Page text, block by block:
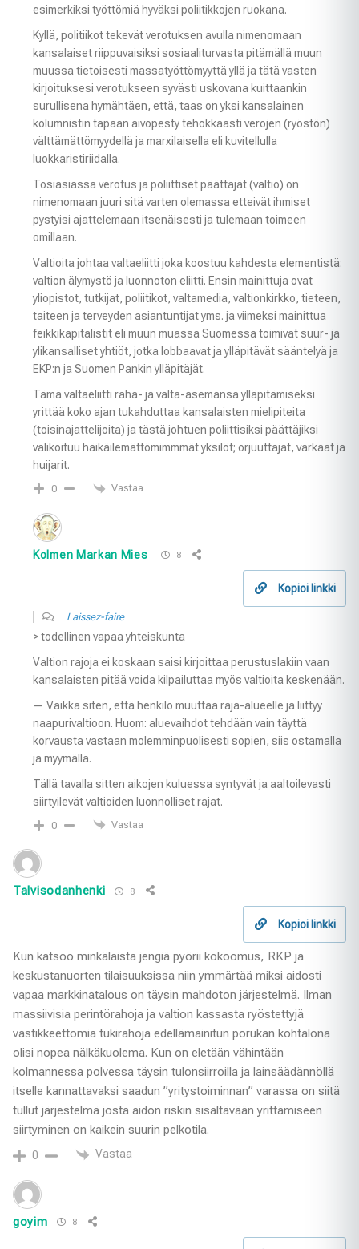
esimerkiksi työttömiä hyväksi poliitikkojen ruokana.
Kyllä, politiikot tekevät verotuksen avulla nimenomaan
kansalaiset riippuvaisiksi sosiaaliturvasta pitämällä muun
muussa tietoisesti massatyöttömyyttä yllä ja tätä vasten
kirjoituksesi verotukseen syvästi uskovana kuittaankin
surullisena hymähtäen, että, taas on yksi kansalainen
kolumnistin tapaan aivopesty tehokkaasti verojen (ryöstön)
välttämättömyydellä ja marxilaisella eli kuvitellulla
luokkaristiriidalla.
Tosiasiassa verotus ja poliittiset päättäjät (valtio) on
nimenomaan juuri sitä varten olemassa etteivät ihmiset
pystyisi ajattelemaan itsenäisesti ja tulemaan toimeen
omillaan.
Valtioita johtaa valtaeliitti joka koostuu kahdesta elementistä:
valtion älymystö ja luonnoton eliitti. Ensin mainittuja ovat
yliopistot, tutkijat, poliitikot, valtamedia, valtionkirkko, tieteen,
taiteen ja terveyden asiantuntijat yms. ja viimeksi mainittua
feikkikapitalistit eli muun muassa Suomessa toimivat suur- ja
ylikansalliset yhtiöt, jotka lobbaavat ja ylläpitävät sääntelyä ja
EKP:n ja Suomen Pankin ylläpitäjät.
Tämä valtaeliitti raha- ja valta-asemansa ylläpitämiseksi
yrittää koko ajan tukahduttaa kansalaisten mielipiteita
(toisinajattelijoita) ja tästä johtuen poliittisiksi päättäjiksi
valikoituu häikäilemättömimmmät yksilöt; orjuuttajat, varkaat ja
huijarit.
0 Vastaa
Kolmen Markan Mies 8
Kopioi linkki
Laissez-faire
> todellinen vapaa yhteiskunta
Valtion rajoja ei koskaan saisi kirjoittaa perustuslakiin vaan
kansalaisten pitää voida kilpailuttaa myös valtioita keskenään.
— Vaikka siten, että henkilö muuttaa raja-alueelle ja liittyy
naapurivaltioon. Huom: aluevaihdot tehdään vain täyttä
korvausta vastaan molemminpuolisesti sopien, siis ostamalla
ja myymällä.
Tällä tavalla sitten aikojen kuluessa syntyvät ja aaltoilevasti
siirtyilevät valtioiden luonnolliset rajat.
0 Vastaa
Talvisodanhenki 8
Kopioi linkki
Kun katsoo minkälaista jengiä pyörii kokoomus, RKP ja
keskustanuorten tilaisuuksissa niin ymmärtää miksi aidosti
vapaa markkinatalous on täysin mahdoton järjestelmä. Ilman
massiivisia perintörahoja ja valtion kassasta ryöstettyjä
vastikkeettomia tukirahoja edellämainitun porukan kohtalona
olisi nopea nälkäkuolema. Kun on eletään vähintään
kolmannessa polvessa täysin tulonsiirroilla ja lainsäädännöllä
itselle kannattavaksi saadun ”yritystoiminnan” varassa on siitä
tullut järjestelmä josta aidon riskin sisältävään yrittämiseen
siirtyminen on kaikein suurin pelkotila.
0 Vastaa
goyim 8